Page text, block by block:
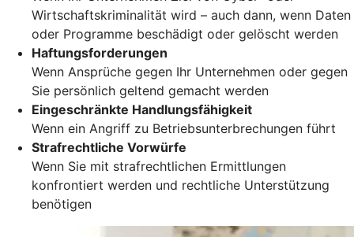
Wirtschaftskriminalität wird – auch dann, wenn Daten
oder Programme beschädigt oder gelöscht werden
Haftungsforderungen
Wenn Ansprüche gegen Ihr Unternehmen oder gegen
Sie persönlich geltend gemacht werden
Eingeschränkte Handlungsfähigkeit
Wenn ein Angriff zu Betriebsunterbrechungen führt
Strafrechtliche Vorwürfe
Wenn Sie mit strafrechtlichen Ermittlungen
konfrontiert werden und rechtliche Unterstützung
benötigen